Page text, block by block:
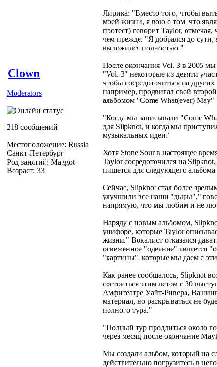
Clown
Moderators
218 сообщений
Местоположение: Russia
Санкт-Петербург
Род занятий: Maggot
Возраст: 33
Лирика: "Вместо того, чтобы
моей жизни, я вою о том, что
протест) говорит Taylor,
чем прежде. "Я добрался до сути,
выложился полностью."
После окончания Vol. 3 в 2005
"Vol. 3" некоторые из девяти
чтобы сосредоточиться на
например, продвигал свой
альбомом "Come What(ever) May"
"Когда мы записывали "Come
для Slipknot, и когда мы
музыкальных идей."
Хотя Stone Sour в настоящее
Taylor сосредоточился на
пишется для следующего
Сейчас, Slipknot стал более
улучшили все наши "дыры","
напрямую, что мы любим и не
Наряду с новым альбомом,
унифоре, которые Taylor
жизни." Вокалист отказался
освеженное "одеяние" является
"картины", которые мы даем с
Как ранее сообщалось, Slipknot
состоиться этим летом с 30
Амфитеатре Уайт-Ривера,
материал, но раскрываться не
полного тура."
"Полный тур продлиться около
через месяц после окончание
Мы создали альбом, который на
действительно погрузитесь в